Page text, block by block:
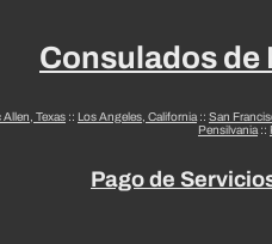
Consulados de
Allen, Texas :: Los Angeles, California :: San
Pensilvania ::
Pago de